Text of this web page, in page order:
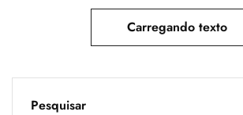
Carregando texto
Pesquisar